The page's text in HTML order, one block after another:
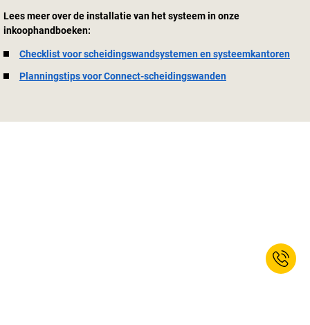
Lees meer over de installatie van het systeem in onze
inkoophandboeken:
Checklist voor scheidingswandsystemen en systeemkantoren
Planningstips voor Connect-scheidingswanden